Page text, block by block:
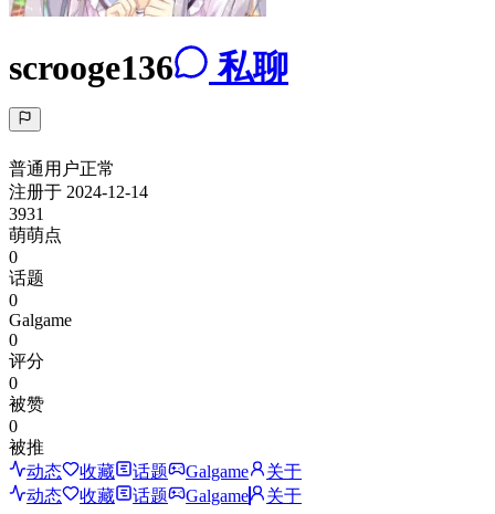
scrooge136 私聊
普通用户正常
注册于 2024-12-14
3931
萌萌点
0
话题
0
Galgame
0
评分
0
被赞
0
被推
动态
收藏 话题 Galgame
关于
动态
收藏 话题 Galgame 关于